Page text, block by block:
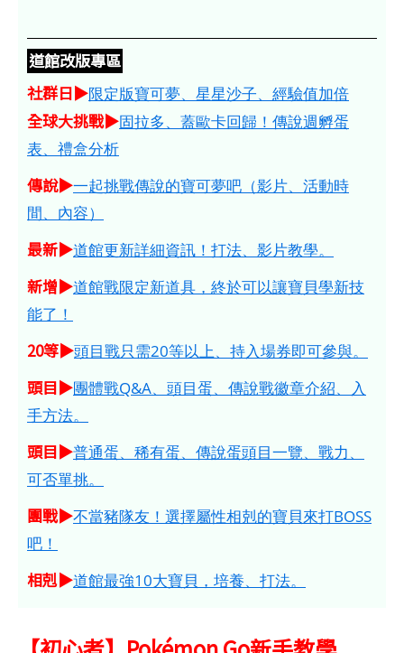
道館改版專區
社群日▶限定版寶可夢、星星沙子、經驗值加倍
全球大挑戰▶固拉多、蓋歐卡回歸！傳說週孵蛋
表、禮盒分析
傳說▶一起挑戰傳說的寶可夢吧（影片、活動時
間、內容）
最新▶道館更新詳細資訊！打法、影片教學。
新增▶道館戰限定新道具，終於可以讓寶貝學新技
能了！
20等▶頭目戰只需20等以上、持入場券即可參與。
頭目▶團體戰Q&A、頭目蛋、傳說戰徽章介紹、入
手方法。
頭目▶普通蛋、稀有蛋、傳說蛋頭目一覽、戰力、
可否單挑。
團戰▶不當豬隊友！選擇屬性相剋的寶貝來打BOSS
吧！
相剋▶道館最強10大寶貝，培養、打法。